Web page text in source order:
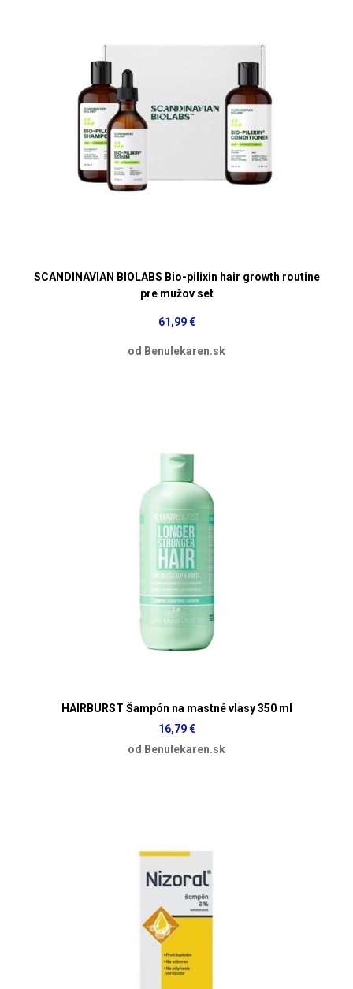
SCANDINAVIAN BIOLABS Bio-pilixin hair growth routine
pre mužov set
61,99 €
od Benulekaren.sk
HAIRBURST Šampón na mastné vlasy 350 ml
16,79 €
od Benulekaren.sk